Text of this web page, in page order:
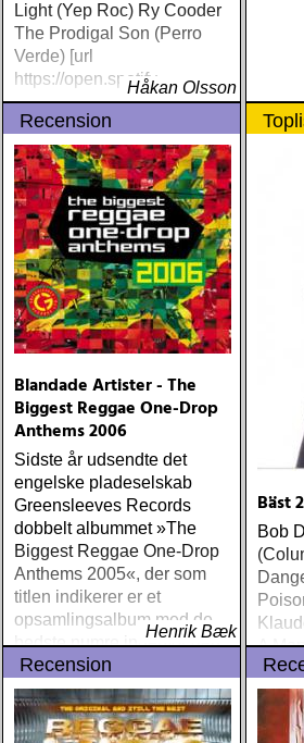
Light (Yep Roc) Ry Cooder
The Prodigal Son (Perro
Verde) [url
https://open.spotifyHåkan Olsson
Recension
Blandade Artister - The
Biggest Reggae One-Drop
Anthems 2006
Sidste år udsendte det
engelske pladeselskab
Greensleeves Records
dobbelt albummet »The
Biggest Reggae One-Drop
Anthems 2005«, der som
titlen indikerer er et
opsamlingsalbum med de
bedste numre indenfor den
populære reggaestil kaldet
one-drop
Henrik Bæk
Bäst
Bob
A
Recension